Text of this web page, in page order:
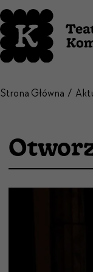
Strona Główna